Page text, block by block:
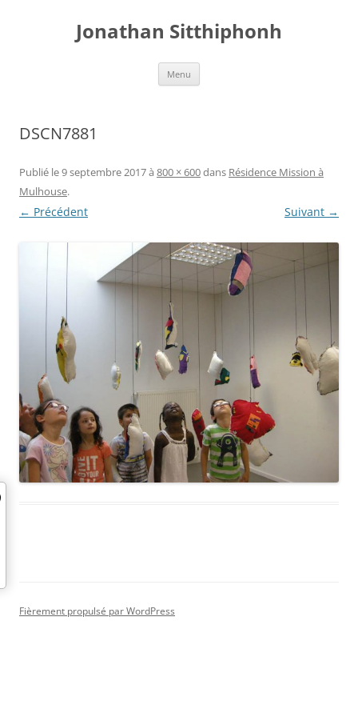
Jonathan Sitthiphonh
Menu
DSCN7881
Publié le9 septembre 2017à 800 × 600dans Résidence Mission à
Mulhouse.
← Précédent Suivant →
Fièrement propulsé par WordPress